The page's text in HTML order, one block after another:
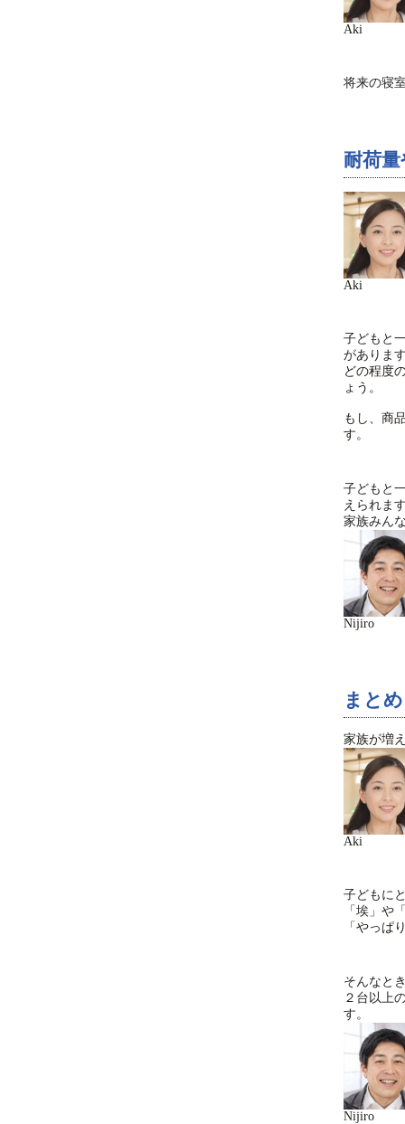
Aki
将来の寝
耐荷
Aki
子どもと
がありま
どの程度
ょう。
もし、商
す。
子どもと
えられま
家族みん
Nijiro
まとめ
家族が増
Aki
子どもに
「埃」や
「やっぱ
そんなと
２台以上
す。
Nijiro